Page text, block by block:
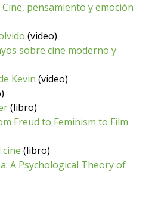
pensamiento y emoción
(video)
sobre cine moderno y
Kevin (video)
(libro)
Freud to Feminism to Film
(libro)
A Psychological Theory of